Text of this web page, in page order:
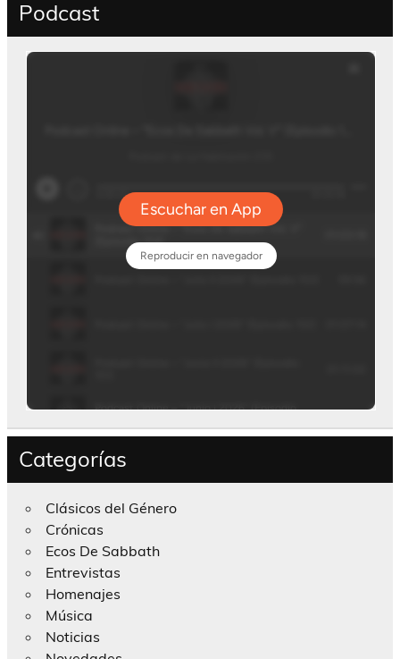
Podcast
Categorías
Clásicos del Género
Crónicas
Ecos De Sabbath
Entrevistas
Homenajes
Música
Noticias